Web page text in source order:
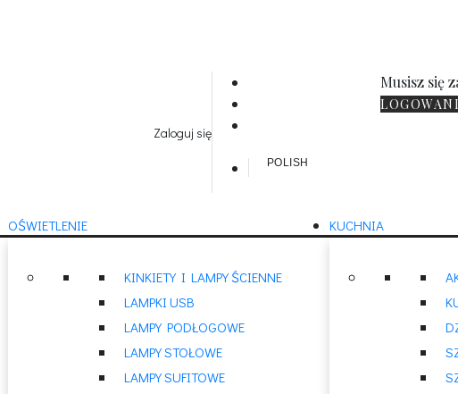
Zaloguj się
Musisz się
POLISH
OŚWIETLENIE
KINKIETY I LAMPY ŚCIENNE
LAMPKI USB
LAMPY PODŁOGOWE
LAMPY STOŁOWE
LAMPY SUFITOWE
KUCHNIA